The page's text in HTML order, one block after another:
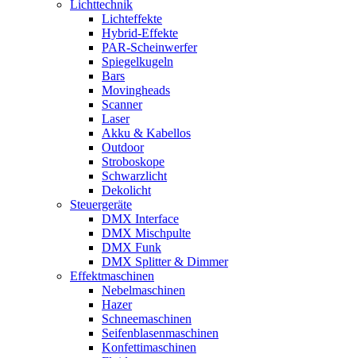
Lichttechnik
Lichteffekte
Hybrid-Effekte
PAR-Scheinwerfer
Spiegelkugeln
Bars
Movingheads
Scanner
Laser
Akku & Kabellos
Outdoor
Stroboskope
Schwarzlicht
Dekolicht
Steuergeräte
DMX Interface
DMX Mischpulte
DMX Funk
DMX Splitter & Dimmer
Effektmaschinen
Nebelmaschinen
Hazer
Schneemaschinen
Seifenblasenmaschinen
Konfettimaschinen